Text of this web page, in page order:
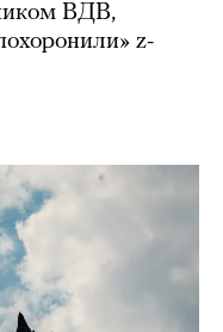
ВДВ,
z-